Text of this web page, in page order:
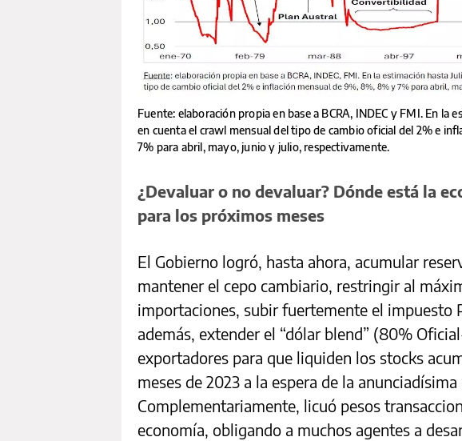
Fuente: elaboración propia en base a BCRA, INDEC y FMI. En la
en cuenta el crawl mensual del tipo de cambio oficial del 2% e
7% para abril, mayo, junio y julio, respectivamente.
¿Devaluar o no devaluar? Dónde está la
para los próximos meses
El Gobierno logró, hasta ahora, acumular
mantener el cepo cambiario, restringir al
importaciones, subir fuertemente el impuesto
además, extender el “dólar blend” (80%
exportadores para que liquiden los stocks
meses de 2023 a la espera de la
Complementariamente, licuó pesos
economía, obligando a muchos agentes a